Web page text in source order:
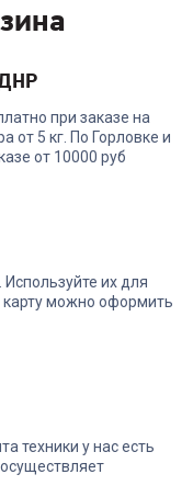
TCL 75P7L
В корзину
ДНР
при заказе на
от 5 кг. По Горловке и
от 10000 руб
их для
можно оформить
техники у нас есть